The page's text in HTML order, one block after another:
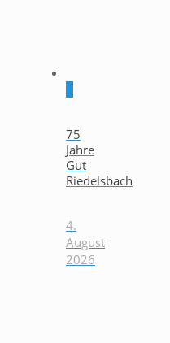
75
Jahre
Gut
Riedelsbach
4.
August
2026